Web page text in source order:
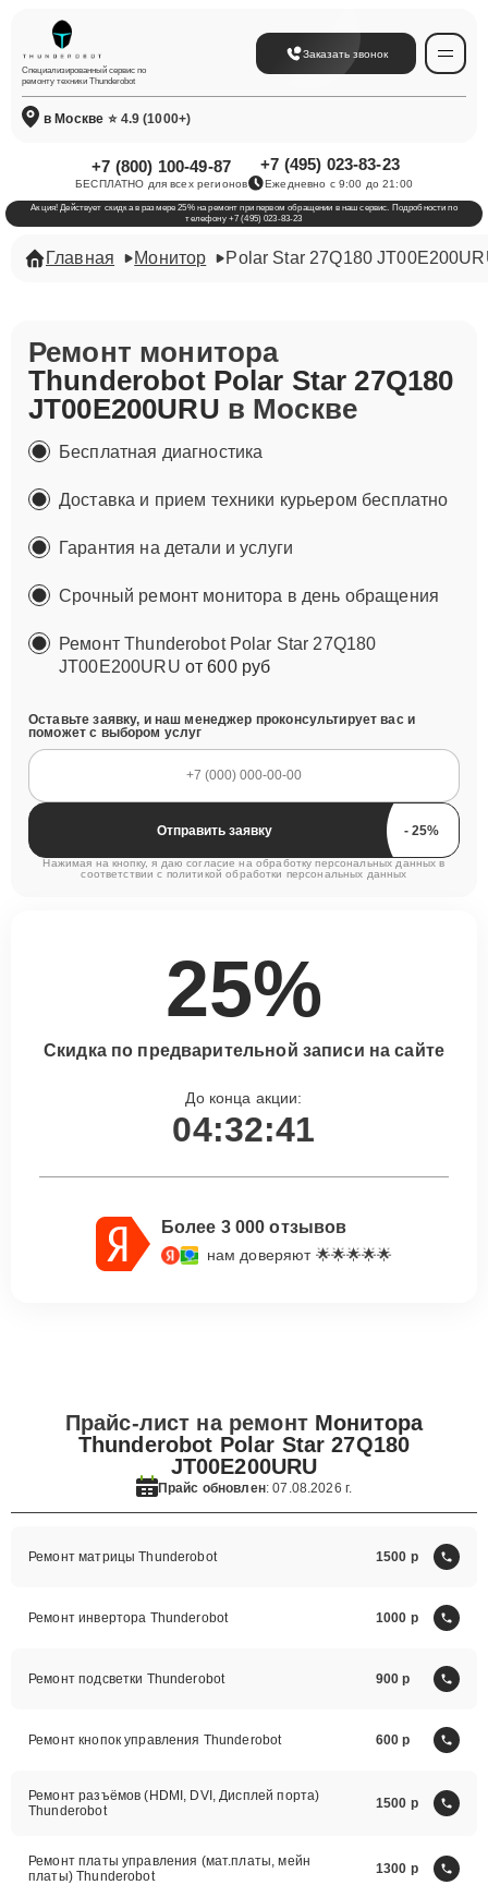
Специализированный сервис по
ремонту техники Thunderobot
Заказать звонок
в Москве ⭐ 4.9 (1000+)
+7 (800) 100-49-87
БЕСПЛАТНО для всех регионов
+7 (495) 023-83-23
Ежедневно с 9:00 до 21:00
Акция! Действует скидка в размере 25% на ремонт при первом обращении в наш сервис. Подробности по
телефону +7 (495) 023-83-23
Главная Монитор Polar Star 27Q180
Ремонт монитора
Thunderobot Polar Star 27Q180
JT00E200URU в Москве
Бесплатная диагностика
Доставка и прием техники курьером бесплатно
Гарантия на детали и услуги
Срочный ремонт монитора в день обращения
Ремонт Thunderobot Polar Star 27Q180
JT00E200URU от 600 руб
Оставьте заявку, и наш менеджер проконсультирует вас и
поможет с выбором услуг
Отправить заявку
Нажимая на кнопку, я даю согласие на обработку персональных данных в
соответствии с политикой обработки персональных данных
25%
Скидка по предварительной записи на сайте
До конца акции:
04:32:41
Более 3 000 отзывов
нам доверяют 🌟🌟🌟🌟🌟
Прайс-лист на ремонт Монитора
Thunderobot Polar Star 27Q180
JT00E200URU
Прайс обновлен: 07.08.2026 г.
Ремонт матрицы Thunderobot 1500
Ремонт инвертора Thunderobot 1000
Ремонт подсветки Thunderobot 900
Ремонт кнопок управления Thunderobot 600
Ремонт разъёмов (HDMI, DVI, Дисплей порта)
Thunderobot
1500
Ремонт платы управления (мат.платы, мейн
платы) Thunderobot
1300